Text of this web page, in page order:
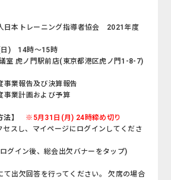
日本トレーニング指導者協会 2021年度
日) 14時～15時
室 虎ノ門駅前店(東京都港区虎ノ門1-8-7)
年度事業報告及び決算報告
業計画および予算
】
※5月31日(月) 24時締め切り
スし、マイページにログインしてくださ
グイン後、総会出欠バナーをタップ)
て出欠回答を行ってください。 欠席の場合